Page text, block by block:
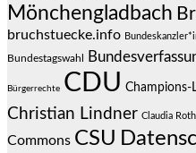
Mönchengladbach
bruchstuecke.info
Bundestagswahl
Bürgerrechte CDU Champions-
Christian Lindner Claudia Roth
Commons CSU